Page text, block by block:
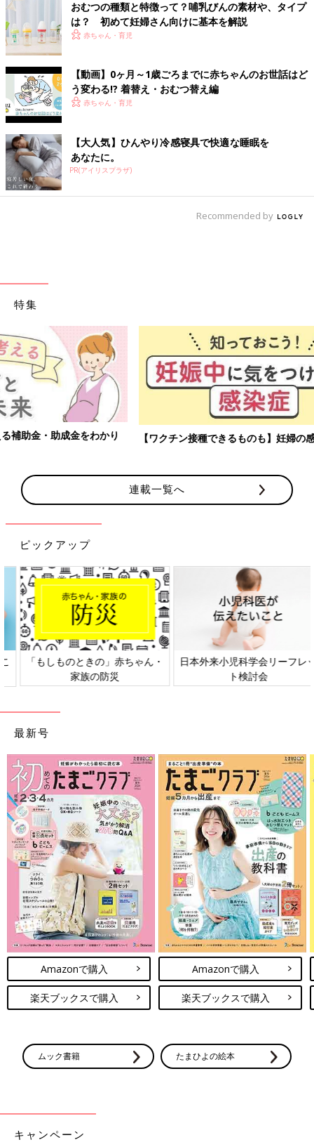
おむつの種類と特徴って？哺乳びんの素材や、タイプ
は？ 初めて妊婦さん向けに基本を解説
赤ちゃん・育児
【動画】0ヶ月～1歳ごろまでに赤ちゃんのお世話はど
う変わる!? 着替え・おむつ替え編
赤ちゃん・育児
【大人気】ひんやり冷感寝具で快適な睡眠を
あなたに。
PR(アイリスプラザ)
Recommended by
特集
【ワクチン接種できるものも】妊婦の感染症対策、知っておいて！
連載一覧へ
ピックアップ
日本外来小児科学会リーフレッ
ト検討会
六星占術 細木かおりさんの人生
相談
最新号
Amazonで購入
楽天ブックスで購入
Amazonで購入
楽天ブックスで購入
ムック書籍 たまひよの絵本
キャンペーン